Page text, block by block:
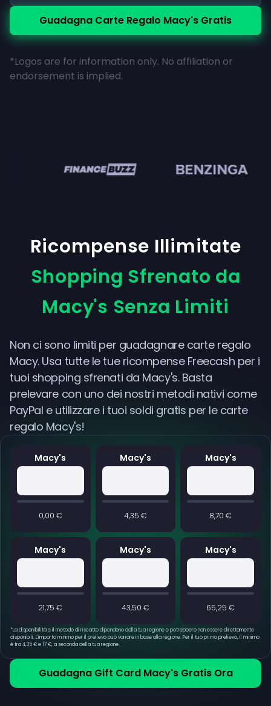
Guadagna Carte Regalo Macy's Gratis
*Logos are for information only. No affiliation or
endorsement is implied.
Guadagna Gift Card Macy's Gratis Ora
Macy's
0,00 €
Macy's
4,35 €
Macy's
8,70 €
Macy's
21,75 €
Macy's
43,50 €
Macy's
65,25 €
*La disponibilità e il metodo di riscatto dipendono dalla tua regione e potrebbero non essere direttamente
disponibili. L'importo minimo per il prelievo può variare in base alla regione. Per il tuo primo prelievo, il minimo
è tra 4,35 € e 17 €, a seconda della tua regione.
Ricompense Illimitate
Shopping Sfrenato da
Macy's Senza Limiti
Non ci sono limiti per guadagnare carte regalo
Macy. Usa tutte le tue ricompense Freecash per i
tuoi shopping sfrenati da Macy's. Basta
prelevare con uno dei nostri metodi nativi come
PayPal e utilizzare i tuoi soldi gratis per le carte
regalo Macy's!